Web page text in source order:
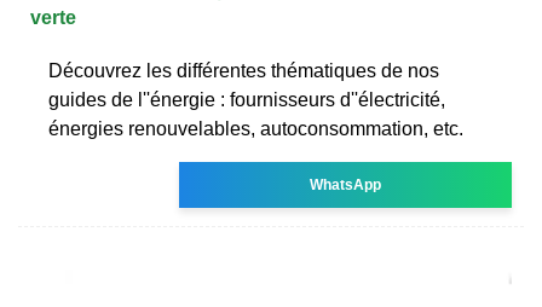
verte
Découvrez les différentes thématiques de nos
guides de l''énergie : fournisseurs d''électricité,
énergies renouvelables, autoconsommation, etc.
WhatsApp